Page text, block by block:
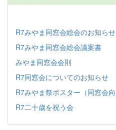
R7みやま同窓会総会のお知らせ
R7みやま同窓会総会議案書
みやま同窓会会則
R7同窓会についてのお知らせ
R7みやま祭ポスター（同窓会向
R7二十歳を祝う会